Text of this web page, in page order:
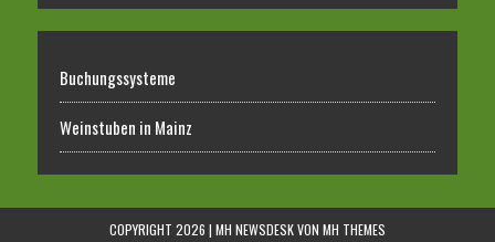
Buchungssysteme
Weinstuben in Mainz
COPYRIGHT 2026 | MH NEWSDESK VON MH THEMES